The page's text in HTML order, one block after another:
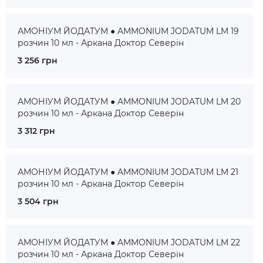
АМОНІУМ ЙОДАТУМ ● AMMONIUM JODATUM LM 19
розчин 10 мл - Аркана Доктор Северін
3 256 грн
АМОНІУМ ЙОДАТУМ ● AMMONIUM JODATUM LM 20
розчин 10 мл - Аркана Доктор Северін
3 312 грн
АМОНІУМ ЙОДАТУМ ● AMMONIUM JODATUM LM 21
розчин 10 мл - Аркана Доктор Северін
3 504 грн
АМОНІУМ ЙОДАТУМ ● AMMONIUM JODATUM LM 22
розчин 10 мл - Аркана Доктор Северін